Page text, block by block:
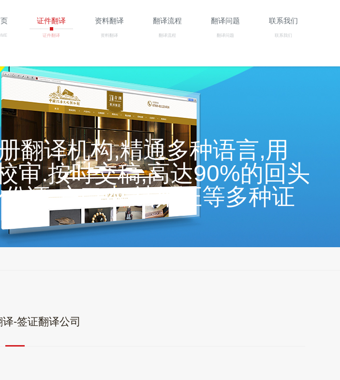
证件翻译
证件翻译
资料翻译
资料翻译
翻译流程
翻译流程
翻译问题
翻译问题
联系我们
联系我们
翻译机构,精通多种语言,用
审.按时交稿,高达90%的回头
证,户口本,结婚证等多种证
-签证翻译公司